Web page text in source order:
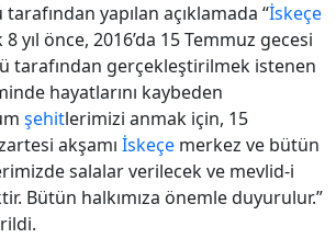
yapılan açıklamada “İskeçe
yıl önce, 2016’da 15 Temmuz gecesi
tarafından gerçekleştirilmek istenen
hayatlarını kaybeden
şehitlerimizi anmak için, 15
akşamı İskeçe merkez ve bütün
salalar verilecek ve mevlid-i
Bütün halkımıza önemle duyurulur.”